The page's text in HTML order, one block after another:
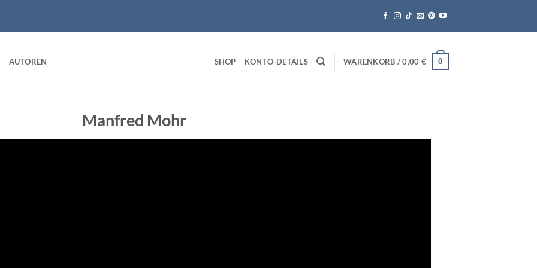
AUTOREN SHOP KONTO-DETAILS WARENKORB /0,00 € 0
Manfred Mohr